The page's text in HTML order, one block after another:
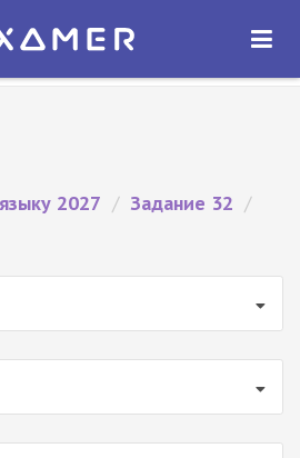
2027
ОТКРЫТЬ
2027 / Задание 32 /